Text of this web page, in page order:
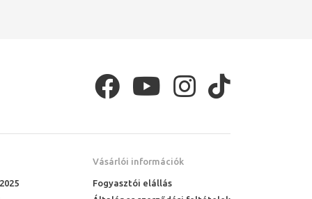
Vásárlói információk
Fogyasztói elállás